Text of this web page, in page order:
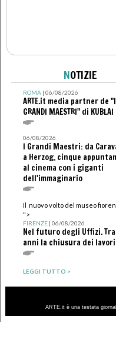
NOTIZIE
ROMA| 06/08/2026
ARTE.it media partner de "I
GRANDI MAESTRI" di
06/08/2026
I Grandi Maestri: da
a Herzog, cinque
al cinema con i giganti
dell'immaginario
Il nuovo volto del museo
">
FIRENZE| 06/08/2026
Nel futuro degli Uffizi.
anni la chiusura dei lavori
LEGGI TUTTO >
ARTE.it è una testata